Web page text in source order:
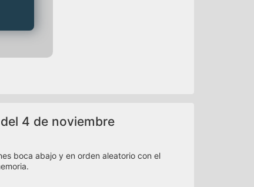
4 de noviembre
boca abajo y en orden aleatorio con el